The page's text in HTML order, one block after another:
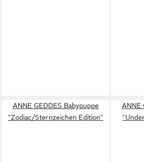
ANNE GEDDES Babypuppe
"Zodiac/Sternzeichen Edition"
ANNE